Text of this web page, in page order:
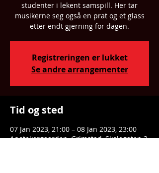
studenter i lekent samspill. Her tar
musikerne seg også en prat og et glass
etter endt gjerning for dagen.
Registreringen er lukket
Se andre arrangementer
Tid og sted
07 Jan 2023, 21:00 – 08 Jan 2023, 23:00
Apotekergaarden, Grimstad, Skolegaten 3,